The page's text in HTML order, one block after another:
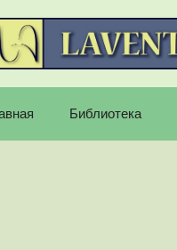
Библиотека